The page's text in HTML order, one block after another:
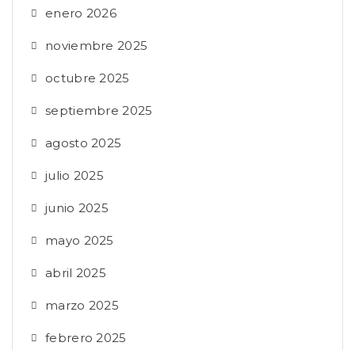
enero 2026
noviembre 2025
octubre 2025
septiembre 2025
agosto 2025
julio 2025
junio 2025
mayo 2025
abril 2025
marzo 2025
febrero 2025